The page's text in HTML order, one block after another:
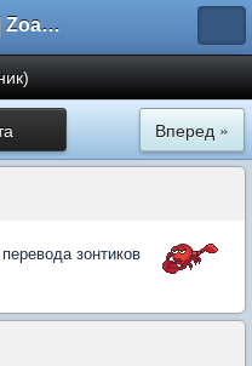
Зоантусы | Zoasfan.ru
Вперед »
зонтиков